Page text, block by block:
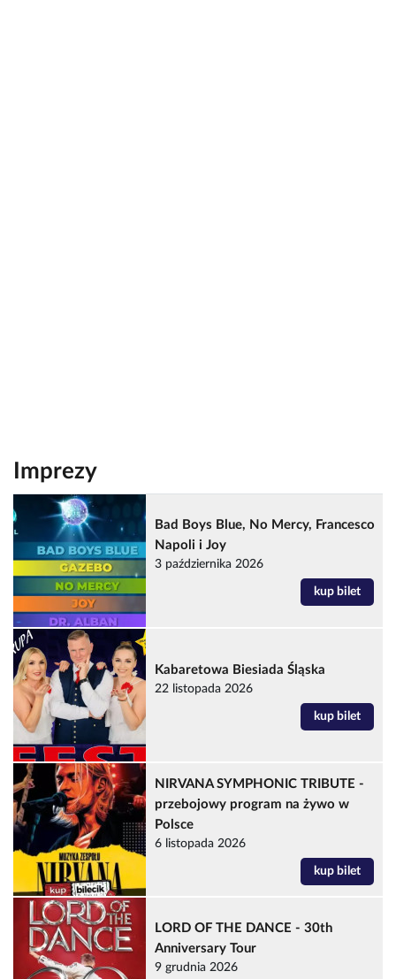
Imprezy
Bad Boys Blue, No Mercy, Francesco
Napoli i Joy
3 października 2026
kup bilet
Kabaretowa Biesiada Śląska
22 listopada 2026
kup bilet
NIRVANA SYMPHONIC TRIBUTE -
przebojowy program na żywo w
Polsce
6 listopada 2026
kup bilet
LORD OF THE DANCE - 30th
Anniversary Tour
9 grudnia 2026